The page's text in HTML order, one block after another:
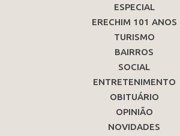
ESPECIAL
ERECHIM 101 ANOS
TURISMO
BAIRROS
SOCIAL
ENTRETENIMENTO
OBITUÁRIO
OPINIÃO
NOVIDADES